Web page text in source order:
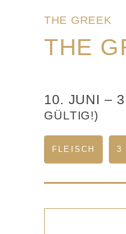
THE GREEK
THE
10. JUNI –
GÜLTIG!)
FLEISCH 3